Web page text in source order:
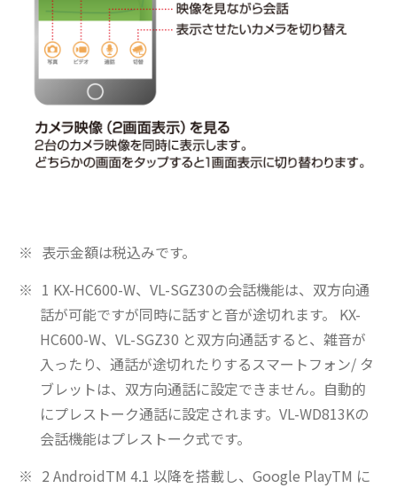
表示金額は税込みです。
1 KX-HC600-W、VL-SGZ30の会話機能は、双方向通
話が可能ですが同時に話すと音が途切れます。 KX-
HC600-W、VL-SGZ30 と双方向通話すると、雑音が
入ったり、通話が途切れたりするスマートフォン/ タ
ブレットは、双方向通話に設定できません。自動的
にプレストーク通話に設定されます。VL-WD813Kの
会話機能はプレストーク式です。
2 AndroidTM 4.1 以降を搭載し、Google PlayTM に